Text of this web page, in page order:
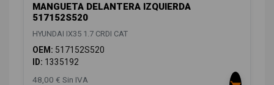
MANGUETA DELANTERA IZQUIERDA
517152S520
HYUNDAI IX35 1.7 CRDI CAT
OEM: 517152S520
ID: 1335192
48,00 € Sin IVA